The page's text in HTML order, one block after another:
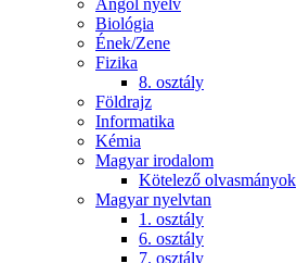
Angol nyelv
Biológia
Ének/Zene
Fizika
8. osztály
Földrajz
Informatika
Kémia
Magyar irodalom
Kötelező olvasmányok
Magyar nyelvtan
1. osztály
6. osztály
7. osztály